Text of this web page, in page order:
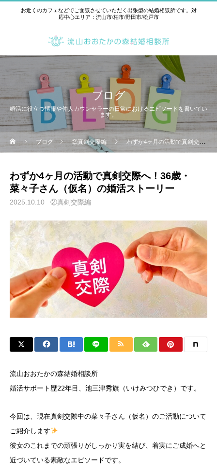
お近くのカフェなどでご面談させていただく出張型の結婚相談所です。対
応中心エリア：流山市/柏市/野田市/松戸市
ブログ
婚活に役立つ情報や仲人カウンセラーの日常におけるエピソードを書いてい
ます。
ブログ ②真剣交際編 わずか4ヶ月の活動で真剣交際へ！36歳・菜々子さん（仮名）の婚活ストーリー
わずか4ヶ月の活動で真剣交際へ！36歳・
菜々子さん（仮名）の婚活ストーリー
2025.10.10 ②真剣交際編
流山おおたかの森結婚相談所
婚活サポート歴22年目、池三津秀旗（いけみつひでき）です。
今回は、現在真剣交際中の菜々子さん（仮名）のご活動について
ご紹介します
彼女のこれまでの頑張りがしっかり実を結び、着実にご成婚へと
近づいている素敵なエピソードです。